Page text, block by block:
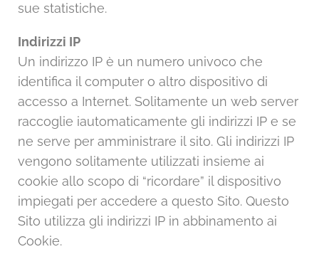
sue statistiche.
Indirizzi IP
Un indirizzo IP è un numero univoco che
identifica il computer o altro dispositivo di
accesso a Internet. Solitamente un web server
raccoglie iautomaticamente gli indirizzi IP e se
ne serve per amministrare il sito. Gli indirizzi IP
vengono solitamente utilizzati insieme ai
cookie allo scopo di “ricordare” il dispositivo
impiegati per accedere a questo Sito. Questo
Sito utilizza gli indirizzi IP in abbinamento ai
Cookie.